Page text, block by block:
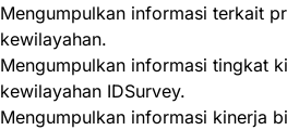
Mengumpulkan informasi terkait
kewilayahan.
Mengumpulkan informasi tingkat
kewilayahan IDSurvey.
Mengumpulkan informasi kinerja